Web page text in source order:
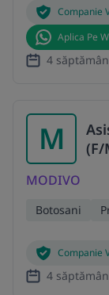
Companie
Aplica Pe
4
M
(F/
MODIVO
Botosani
Companie
4